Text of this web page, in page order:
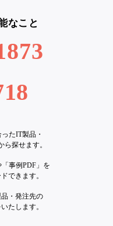
なこと
たIT製品・
ら探せます。
「事例PDF」を
できます。
・発注先の
たします。